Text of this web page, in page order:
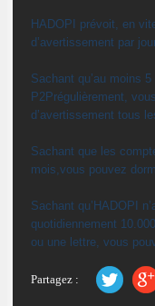
HADOPI prévoit, en
d’avertissement par
Sachant qu’au moins
P2Prégulièrement,
d’avertissement tous
Sachant que les
mois,vous pouvez
Sachant qu’HADOPI
quotidiennement
ou une lettre, vous
Partagez :